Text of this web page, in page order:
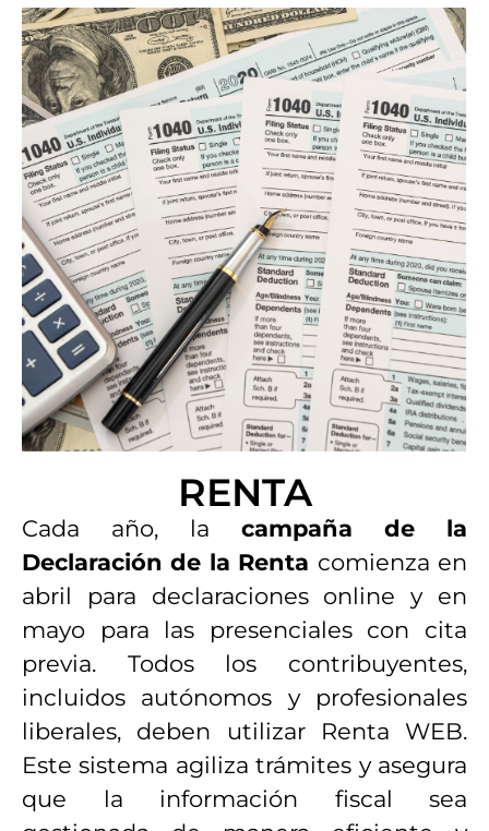
RENTA
Cada año, la campaña de la
Declaración de la Renta comienza en
abril para declaraciones online y en
mayo para las presenciales con cita
previa. Todos los contribuyentes,
incluidos autónomos y profesionales
liberales, deben utilizar Renta WEB.
Este sistema agiliza trámites y asegura
que la información fiscal sea